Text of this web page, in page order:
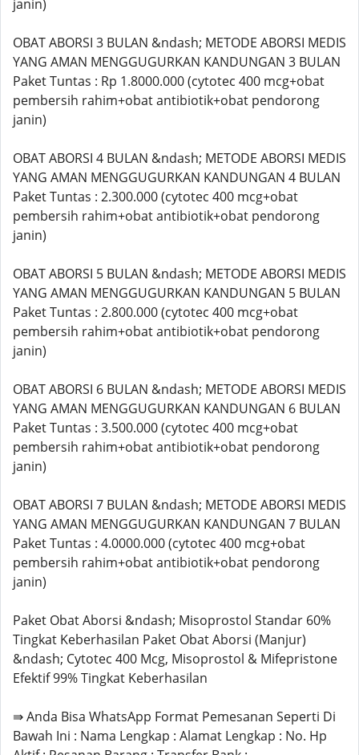
janin)
OBAT ABORSI 3 BULAN &ndash; METODE ABORSI MEDIS
YANG AMAN MENGGUGURKAN KANDUNGAN 3 BULAN
Paket Tuntas : Rp 1.8000.000 (cytotec 400 mcg+obat
pembersih rahim+obat antibiotik+obat pendorong
janin)
OBAT ABORSI 4 BULAN &ndash; METODE ABORSI MEDIS
YANG AMAN MENGGUGURKAN KANDUNGAN 4 BULAN
Paket Tuntas : 2.300.000 (cytotec 400 mcg+obat
pembersih rahim+obat antibiotik+obat pendorong
janin)
OBAT ABORSI 5 BULAN &ndash; METODE ABORSI MEDIS
YANG AMAN MENGGUGURKAN KANDUNGAN 5 BULAN
Paket Tuntas : 2.800.000 (cytotec 400 mcg+obat
pembersih rahim+obat antibiotik+obat pendorong
janin)
OBAT ABORSI 6 BULAN &ndash; METODE ABORSI MEDIS
YANG AMAN MENGGUGURKAN KANDUNGAN 6 BULAN
Paket Tuntas : 3.500.000 (cytotec 400 mcg+obat
pembersih rahim+obat antibiotik+obat pendorong
janin)
OBAT ABORSI 7 BULAN &ndash; METODE ABORSI MEDIS
YANG AMAN MENGGUGURKAN KANDUNGAN 7 BULAN
Paket Tuntas : 4.0000.000 (cytotec 400 mcg+obat
pembersih rahim+obat antibiotik+obat pendorong
janin)
Paket Obat Aborsi &ndash; Misoprostol Standar 60%
Tingkat Keberhasilan Paket Obat Aborsi (Manjur)
&ndash; Cytotec 400 Mcg, Misoprostol & Mifepristone
Efektif 99% Tingkat Keberhasilan
⇛ Anda Bisa WhatsApp Format Pemesanan Seperti Di
Bawah Ini : Nama Lengkap : Alamat Lengkap : No. Hp